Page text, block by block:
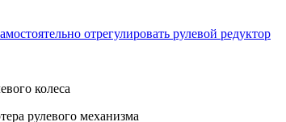
отрегулировать рулевой редуктор
колеса
рулевого механизма